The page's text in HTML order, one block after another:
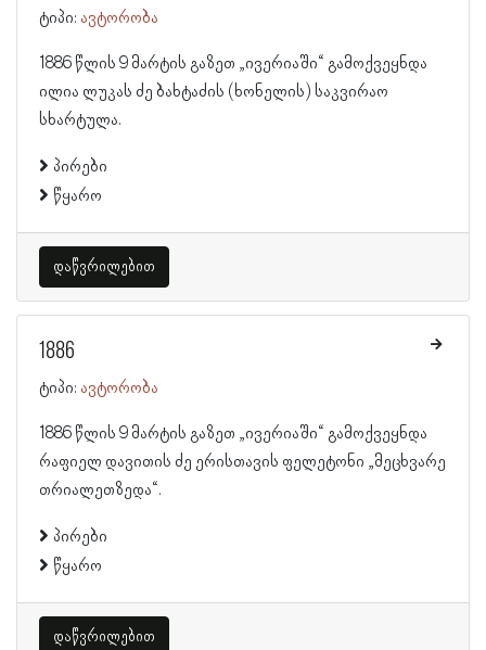
ტიპი: ავტორობა
1886 წლის 9 მარტის გაზეთ „ივერიაში“ გამოქვეყნდა
ილია ლუკას ძე ბახტაძის (ხონელის) საკვირაო
სხარტულა.
პირები
წყარო
დაწვრილებით
1886
ტიპი: ავტორობა
1886 წლის 9 მარტის გაზეთ „ივერიაში“ გამოქვეყნდა
რაფიელ დავითის ძე ერისთავის ფელეტონი „მეცხვარე
თრიალეთზედა“.
პირები
წყარო
დაწვრილებით